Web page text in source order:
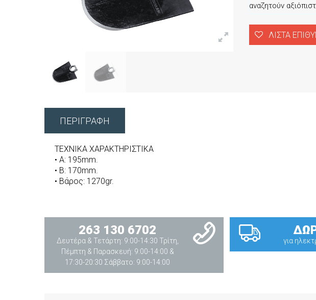
αναζητούν
ΛΊΣΤΑ
ΠΕΡΙΓΡΑΦΉ
ΤΕΧΝΙΚΑ ΧΑΡΑΚΤΗΡΙΣΤΙΚΑ
• A: 195mm.
• B: 170mm.
• Βάρος: 1270gr.
263 130 6702
Δευτέρα & Τετάρτη: 9:00-14:30 Τρίτη,
Πέμπτη & Παρασκευή: 9:00-14:00 &
17:30-20:30 Σάββατο: 9:00-14:00
για